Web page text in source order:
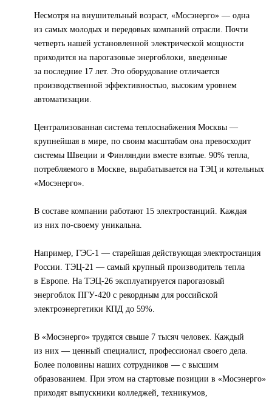
Несмотря на внушительный возраст, «Мосэнерго» — одна
из самых молодых и передовых компаний отрасли. Почти
четверть нашей установленной электрической мощности
приходится на парогазовые энергоблоки, введенные
за последние 17 лет. Это оборудование отличается
производственной эффективностью, высоким уровнем
автоматизации.
Централизованная система теплоснабжения Москвы —
крупнейшая в мире, по своим масштабам она превосходит
системы Швеции и Финляндии вместе взятые. 90% тепла,
потребляемого в Москве, вырабатывается на ТЭЦ и котельных
«Мосэнерго».
В составе компании работают 15 электростанций. Каждая
из них по-своему уникальна.
Например, ГЭС-1 — старейшая действующая электростанция
России. ТЭЦ-21 — самый крупный производитель тепла
в Европе. На ТЭЦ-26 эксплуатируется парогазовый
энергоблок ПГУ-420 с рекордным для российской
электроэнергетики КПД до 59%.
В «Мосэнерго» трудятся свыше 7 тысяч человек. Каждый
из них — ценный специалист, профессионал своего дела.
Более половины наших сотрудников — с высшим
образованием. При этом на стартовые позиции в «Мосэнерго»
приходят выпускники колледжей, техникумов,